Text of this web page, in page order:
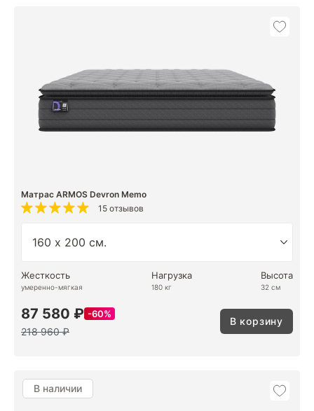
Матрас ARMOS Devron Memo
15 отзывов
Жесткость
умеренно-мягкая
Нагрузка
180 кг
Высота
32 см
87 580 ₽ 60%
218 960 ₽
В корзину
В наличии